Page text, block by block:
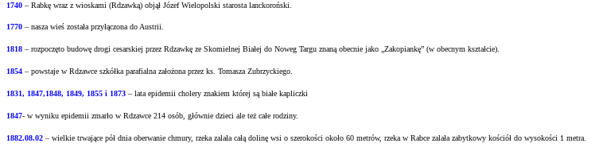
1740 – Rabkę wraz z wioskami (Rdzawką) objął Józef Wielopolski starosta lanckoroński.
1770 – nasza wieś została przyłączona do Austrii.
1818 – rozpoczęto budowę drogi cesarskiej przez Rdzawkę ze Skomielnej Białej do Noweg Targu znaną obecnie jako „Zakopiankę” (w obecnym kształcie).
1854 – powstaje w Rdzawce szkółka parafialna założona przez ks. Tomasza Zubrzyckiego.
1831, 1847,1848, 1849, 1855 i 1873 – lata epidemii cholery znakiem której są białe kapliczki
1847- w wyniku epidemii zmarło w Rdzawce 214 osób, głównie dzieci ale też całe rodziny.
1882.08.02 – wielkie trwające pół dnia oberwanie chmury, rzeka zalała całą dolinę wsi o szerokości około 60 metrów, rzeka w Rabce zalała zabytkowy kościół do wysokości 1 metra.